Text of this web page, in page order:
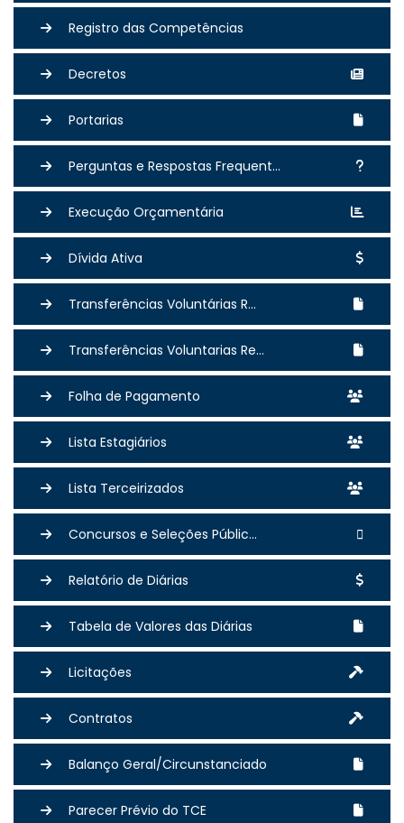
Registro das Competências
Decretos
Portarias
Perguntas e Respostas Frequent...
Execução Orçamentária
Dívida Ativa
Transferências Voluntárias R...
Transferências Voluntarias Re...
Folha de Pagamento
Lista Estagiários
Lista Terceirizados
Concursos e Seleções Públic...
Relatório de Diárias
Tabela de Valores das Diárias
Licitações
Contratos
Balanço Geral/Circunstanciado
Parecer Prévio do TCE